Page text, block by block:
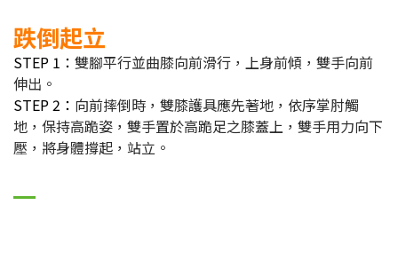
跌倒起立
STEP 1： 雙腳平行並曲膝向前滑行，上身前傾，雙手向前
伸出。
STEP 2： 向前摔倒時，雙膝護具應先著地，依序掌肘觸
地，保持高跪姿，雙手置於高跪足之膝蓋上，雙手用力向下
壓，將身體撐起，站立。